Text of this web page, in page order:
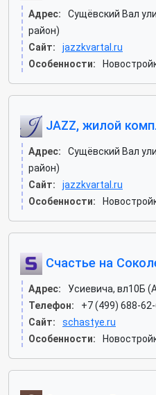
Адрес:
Сущёвский Вал
район)
Сайт:
jazzkvartal.ru
Особенности:
JAZZ, жилой
Адрес:
Сущёвский Вал
район)
Сайт:
jazzkvartal.ru
Особенности:
Счастье на
Адрес:
Усиевича, вл10Б
Телефон:
+7 (499) 688-
Сайт:
schastye.ru
Особенности: